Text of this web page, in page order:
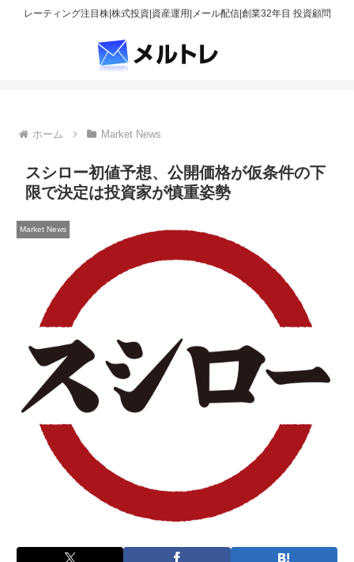
レーティング注目株|株式投資|資産運用|メール配信|創業32年目 投資顧問
ホーム Market News
スシロー初値予想、公開価格が仮条件の下
限で決定は投資家が慎重姿勢
Market News